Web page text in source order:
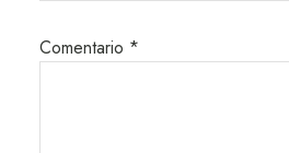
Comentario *